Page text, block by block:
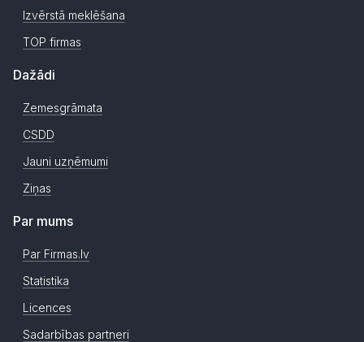
Izvērstā meklēšana
TOP firmas
Dažādi
Zemesgrāmata
CSDD
Jauni uzņēmumi
Ziņas
Par mums
Par Firmas.lv
Statistika
Licences
Sadarbības partneri